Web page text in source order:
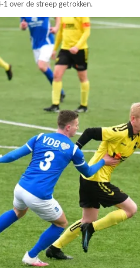
1 over de streep getrokken.